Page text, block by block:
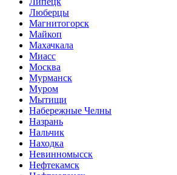
Люберцы
Магнитогорск
Майкоп
Махачкала
Миасс
Москва
Мурманск
Муром
Мытищи
Набережные Челны
Назрань
Нальчик
Находка
Невинномысск
Нефтекамск